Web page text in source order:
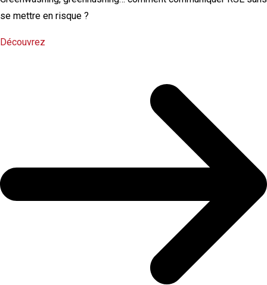
se mettre en risque ?
Découvrez